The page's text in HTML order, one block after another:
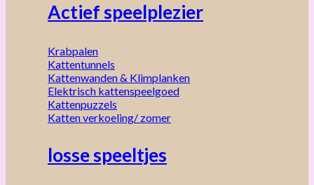
Actief speelplezier
Krabpalen
Kattentunnels
Kattenwanden & Klimplanken
Elektrisch kattenspeelgoed
Kattenpuzzels
Katten verkoeling/ zomer
losse speeltjes